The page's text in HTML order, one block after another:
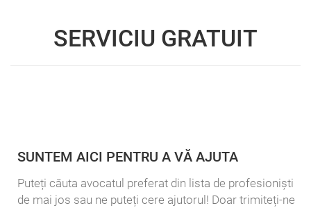
SERVICIU GRATUIT
SUNTEM AICI PENTRU A VĂ AJUTA
Puteți căuta avocatul preferat din lista de profesioniști
de mai jos sau ne puteți cere ajutorul! Doar trimiteți-ne